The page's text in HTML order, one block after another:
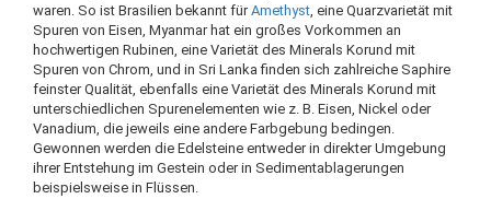
waren. So ist Brasilien bekannt fürAmethyst , eine Quarzvarietät mit
Spuren von Eisen, Myanmar hat ein großes Vorkommen an
hochwertigen Rubinen, eine Varietät des Minerals Korund mit
Spuren von Chrom, und in Sri Lanka finden sich zahlreiche Saphire
feinster Qualität, ebenfalls eine Varietät des Minerals Korund mit
unterschiedlichen Spurenelementen wie z. B. Eisen, Nickel oder
Vanadium, die jeweils eine andere Farbgebung bedingen.
Gewonnen werden die Edelsteine entweder in direkter Umgebung
ihrer Entstehung im Gestein oder in Sedimentablagerungen
beispielsweise in Flüssen.